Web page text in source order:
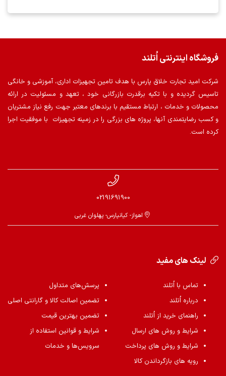
فروشگاه اینترنتی اُتلند
شرکت امید تجارت خلاق پارس با هدف تامین تجهیزات اداری، آموزشی و خانگی
تاسیس گردیده و با تکیه برقدرت بازرگانی خود ، تعهد و مسئولیت در ارائه
محصولات و خدمات ، ارتباط مستقیم با برندهای معتبر جهت رفع نیاز مشتریان
و کسب رضایتمندی آنها، پروژه های بزرگی را در زمینه تجهیزات با موفقیت اجرا
کرده است.
02191691900
اهواز- کیانپارس- پهلوان غربی
لینک های مفید
تماس با اُتلند
درباره اُتلند
راهنمای خرید از اُتلند
شرایط و روش های ارسال
شرایط و روش های پرداخت
رویه های بازگرداندن کالا
پرسش‌های متداول
تضمین اصالت کالا و گارانتی اصلی
تضمین بهترین قیمت
شرایط و قوانین استفاده از
سرویس‌ها و خدمات